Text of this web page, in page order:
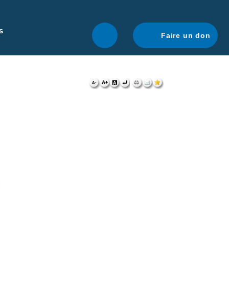
navigation optimale.
Faire un don